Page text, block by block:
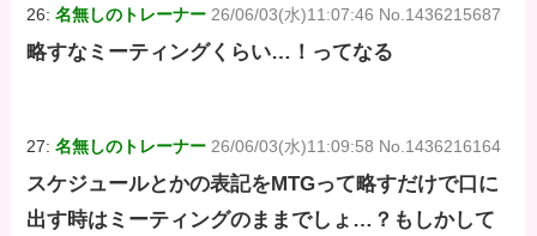
26:名無しのトレーナー 26/06/03(水)11:07:46 No.1436215687
略すなミーティングくらい…！ってなる
27:名無しのトレーナー 26/06/03(水)11:09:58 No.1436216164
スケジュールとかの表記をMTGって略すだけで口に
出す時はミーティングのままでしょ…？もしかして